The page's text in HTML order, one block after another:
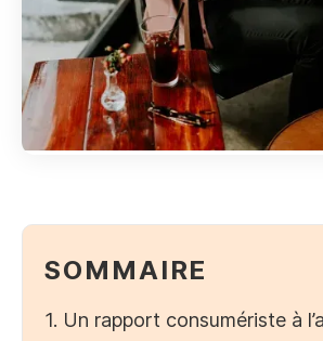
SOMMAIRE
1. Un rapport consumériste à